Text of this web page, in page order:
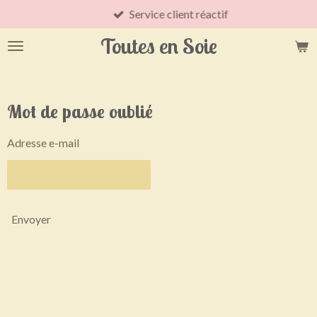
au
contenu
Toutes en Soie
Service client réactif
Mot de passe oublié
Adresse e-mail
Envoyer